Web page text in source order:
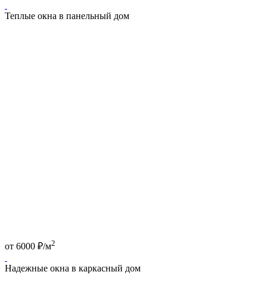
Теплые окна в панельный дом
от 6000 ₽/м2
Надежные окна в каркасный дом